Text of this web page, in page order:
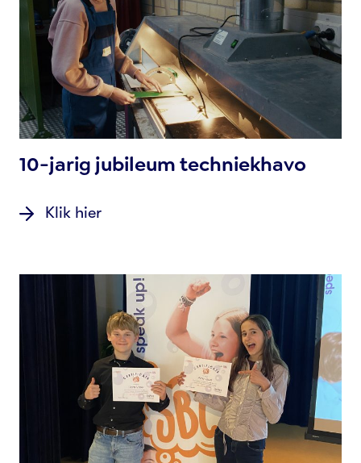
10-jarig jubileum techniekhavo
Klik hier